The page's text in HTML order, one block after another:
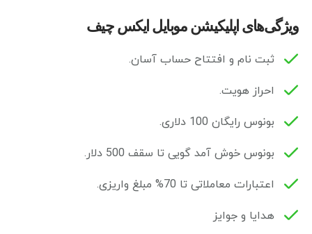
ویژگی‌های اپلیکیشن موبایل ایکس چیف
ثبت نام و افتتاح حساب آسان.
احراز هویت.
بونوس رایگان 100 دلاری.
بونوس خوش آمد گویی تا سقف 500 دلار.
اعتبارات معاملاتی تا 70% مبلغ واریزی.
هدایا و جوایز